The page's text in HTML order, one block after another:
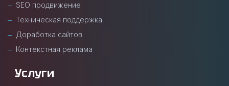
SEO продвижение
Техническая поддержка
Доработка сайтов
Контекстная реклама
Услуги